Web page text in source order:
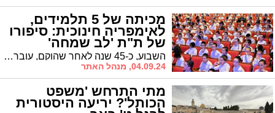
מכיתה של 5 תלמידים,
לאימפריה חינוכית: סיפורו
של ת"ת 'לב שמחה'
השבוע, כ-45 שנה לאחר שהוקם, עובר ת"ת 'לב שמחה' – הת"ת הגדול בארץ – שינוי מבני דרמטי והוא מתפצל לשלושה מוסדות. לרגל השינוי, מספק 'אשדודס' סקירה לדמותו של הת"ת שמכיתה אחת הפך לאימפריה חינוכית ענקית
04.09.24, מנהל האתר
מתי התרחש 'משפט
הכותל'? יריעה היסטורית